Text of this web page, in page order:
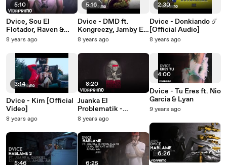
5:10
Dvice, Sou El
Flotador, Raven &
Casper - Gucci
8 years ago
3:14
Dvice - Kim [Official
Video]
8 years ago
5:16
Dvice - DMD ft.
Kongreezy, Jamby El
Favo, Myke Towers y
[Official Audio]
8 years ago
8:20
Juanka El
Problematik -
Vivimos Joseando ft.
8 years ago
2:30
Dvice - Donkiando ☄️
[Official Audio]
8 years ago
4:00
Dvice - Tu Eres ft. Nio
Garcia & Lyan
9 years ago
6:26